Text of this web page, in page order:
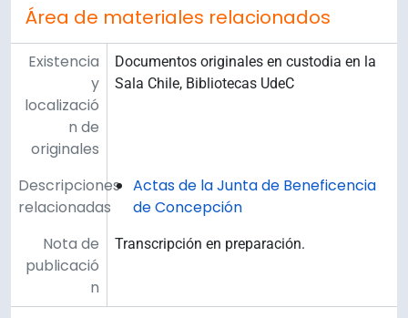
Área de materiales relacionados
Existencia
y
localizació
n de
originales
Documentos originales en custodia en la
Sala Chile, Bibliotecas UdeC
Descripciones
relacionadas
Actas de la Junta de Beneficencia
de Concepción
Nota de
publicació
n
Transcripción en preparación.